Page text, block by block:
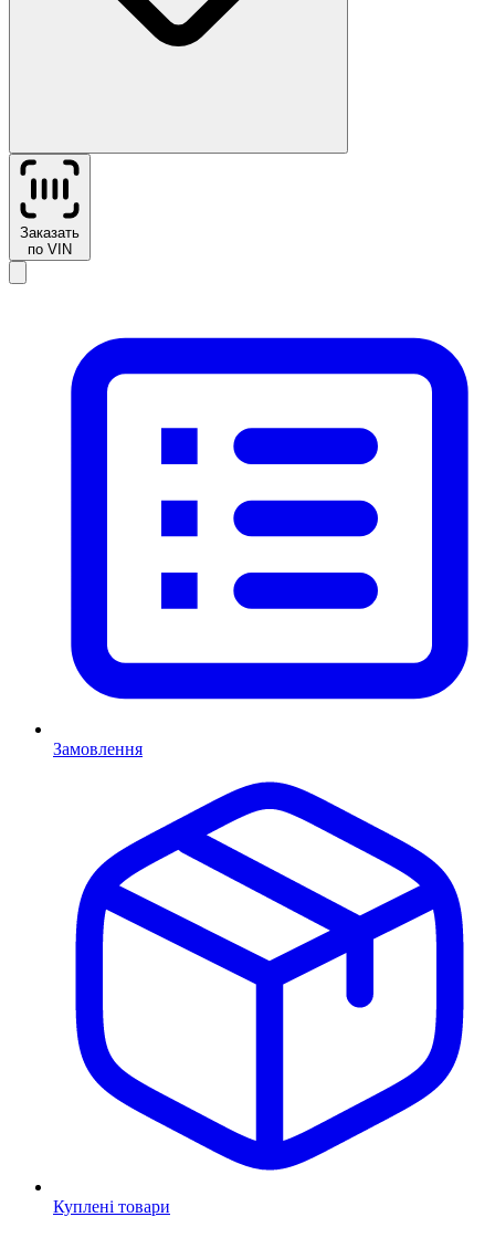
Заказать
по VIN
Замовлення
Куплені товари